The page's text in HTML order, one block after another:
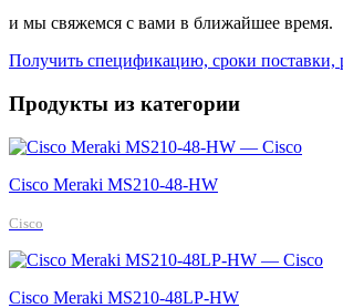
и мы свяжемся с вами в ближайшее время.
Получить спецификацию, сроки поставки,
Продукты из категории
Cisco Meraki MS210-48-HW
Cisco
Cisco Meraki MS210-48LP-HW